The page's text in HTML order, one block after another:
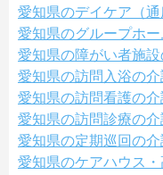
愛知県のデイケア（
愛知県のグループホー
愛知県の障がい者施設
愛知県の訪問入浴の介
愛知県の訪問看護の介
愛知県の訪問診療の介
愛知県の定期巡回の介
愛知県のケアハウス